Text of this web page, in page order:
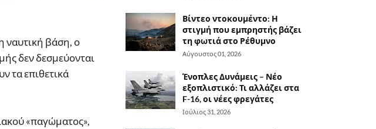
ναυτική βάση, ο
δεν δεσμεύονται
τα επιθετικά
«παγώματος»,
Βίντεο ντοκουμέντο: Η
στιγμή που εμπρηστής βάζει
τη φωτιά στο Ρέθυμνο
Αύγουστος 01, 2026
Ένοπλες Δυνάμεις – Νέο
εξοπλιστικό: Τι αλλάζει στα
F-16, οι νέες φρεγάτες
Ιούλιος 31, 2026